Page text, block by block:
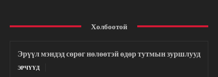
Холбоотой
Эрүүл мэндэд сөрөг нөлөөтэй өдөр тутмын зуршлууд
ЭРЧҮҮД